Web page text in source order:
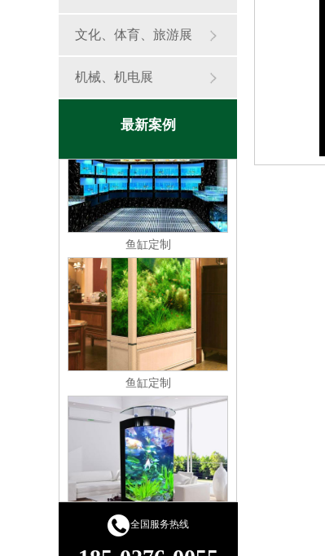
文化、体育、旅游展
机械、机电展
最新案例
鱼缸定制
鱼缸定制
鱼缸定制
鱼缸定制
全国服务热线